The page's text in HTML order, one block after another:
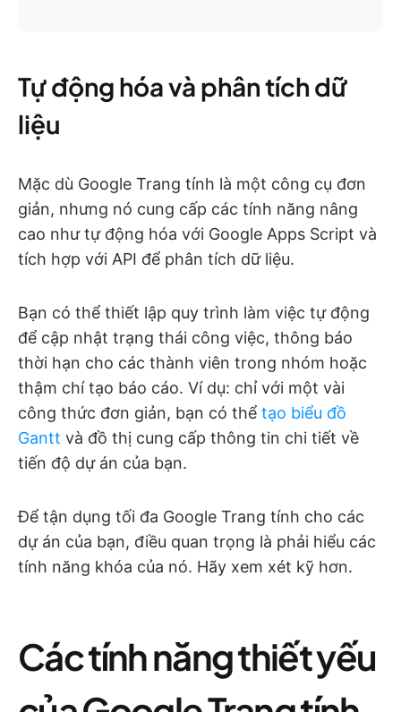
Tự động hóa và phân tích dữ
liệu
Mặc dù Google Trang tính là một công cụ đơn
giản, nhưng nó cung cấp các tính năng nâng
cao như tự động hóa với Google Apps Script và
tích hợp với API để phân tích dữ liệu.
Bạn có thể thiết lập quy trình làm việc tự động
để cập nhật trạng thái công việc, thông báo
thời hạn cho các thành viên trong nhóm hoặc
thậm chí tạo báo cáo. Ví dụ: chỉ với một vài
công thức đơn giản, bạn có thể tạo biểu đồ
Gantt và đồ thị cung cấp thông tin chi tiết về
tiến độ dự án của bạn.
Để tận dụng tối đa Google Trang tính cho các
dự án của bạn, điều quan trọng là phải hiểu các
tính năng khóa của nó. Hãy xem xét kỹ hơn.
Các tính năng thiết yếu